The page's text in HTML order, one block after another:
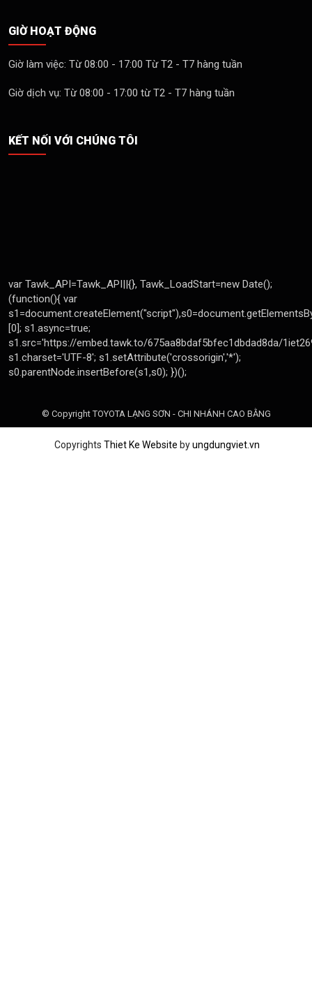
GIỜ HOẠT ĐỘNG
Giờ làm việc: Từ 08:00 - 17:00 Từ T2 - T7 hàng tuần
Giờ dịch vụ: Từ 08:00 - 17:00 từ T2 - T7 hàng tuần
KẾT NỐI VỚI CHÚNG TÔI
© Copyright TOYOTA LẠNG SƠN - CHI NHÁNH CAO BẰNG
Copyrights Thiet Ke Website byungdungviet.vn